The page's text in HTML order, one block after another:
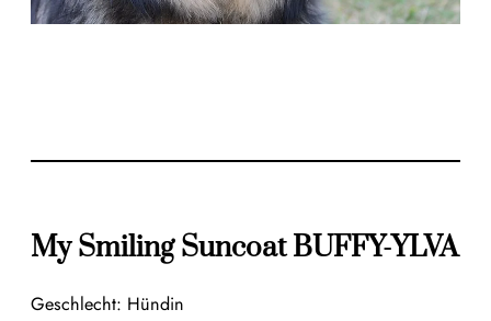
My Smiling Suncoat BUFFY-YLVA
Geschlecht: Hündin